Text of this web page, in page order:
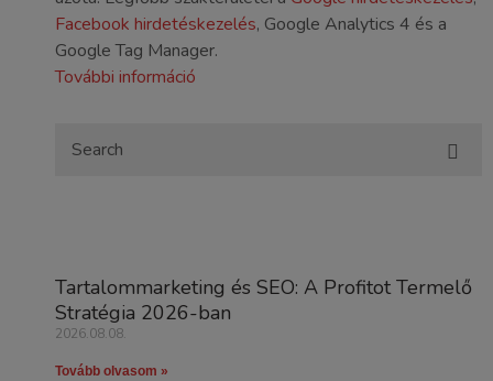
Facebook hirdetéskezelés, Google Analytics 4 és a
Google Tag Manager.
További információ
Tartalommarketing és SEO: A Profitot Termelő
Stratégia 2026-ban
2026.08.08.
Tovább olvasom »